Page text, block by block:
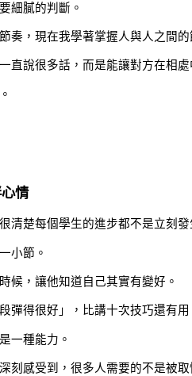
細膩的判斷。
奏，現在我學著掌握人與人之間的
直說很多話，而是能讓對方在相處
情
清楚每個學生的進步都不是立刻發
小節。
候，讓他知道自己其實有變好。
彈得很好」，比講十次技巧還有用
一種能力。
刻感受到，很多人需要的不是被取